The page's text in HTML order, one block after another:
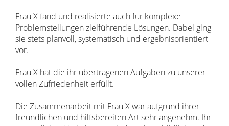
Frau X fand und realisierte auch für komplexe
Problemstellungen zielführende Lösungen. Dabei ging
sie stets planvoll, systematisch und ergebnisorientiert
vor.
Frau X hat die ihr übertragenen Aufgaben zu unserer
vollen Zufriedenheit erfüllt.
Die Zusammenarbeit mit Frau X war aufgrund ihrer
freundlichen und hilfsbereiten Art sehr angenehm. Ihr